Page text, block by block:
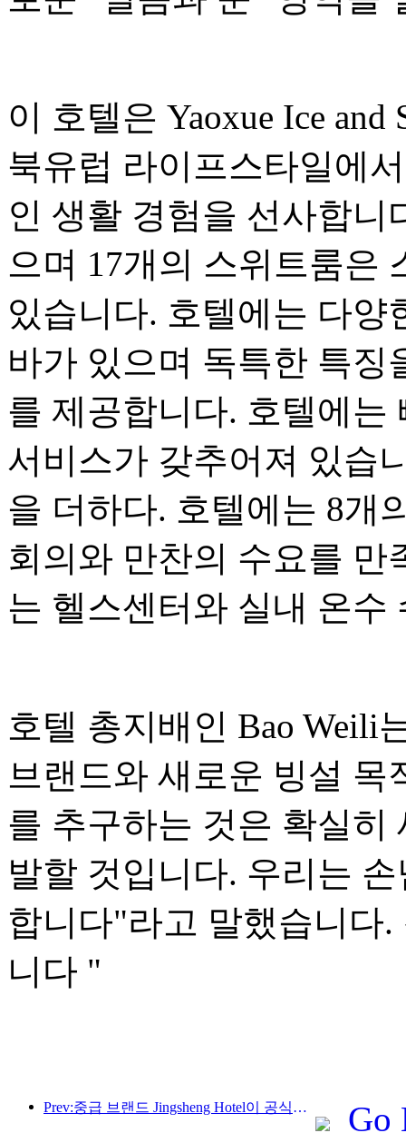
이 호텔은 Yaoxue Ice
북유럽 라이프스타일에
인 생활 경험을 선사합니
으며 17개의 스위트룸은
있습니다. 호텔에는 다양
바가 있으며 독특한 특징
를 제공합니다. 호텔에는
서비스가 갖추어져 있습
을 더하다. 호텔에는 8개
회의와 만찬의 수요를 만
는 헬스센터와 실내 온수
호텔 총지배인 Bao Weili
브랜드와 새로운 빙설 목
를 추구하는 것은 확실히
발할 것입니다. 우리는
합니다"라고 말했습니다
니다 "
Prev:중급 브랜드 Jingsheng Hotel이 공식적으로 출발하며 e-스포츠, 문화 및 관광 통합의 새로운 모델을 열었습니다.
Go